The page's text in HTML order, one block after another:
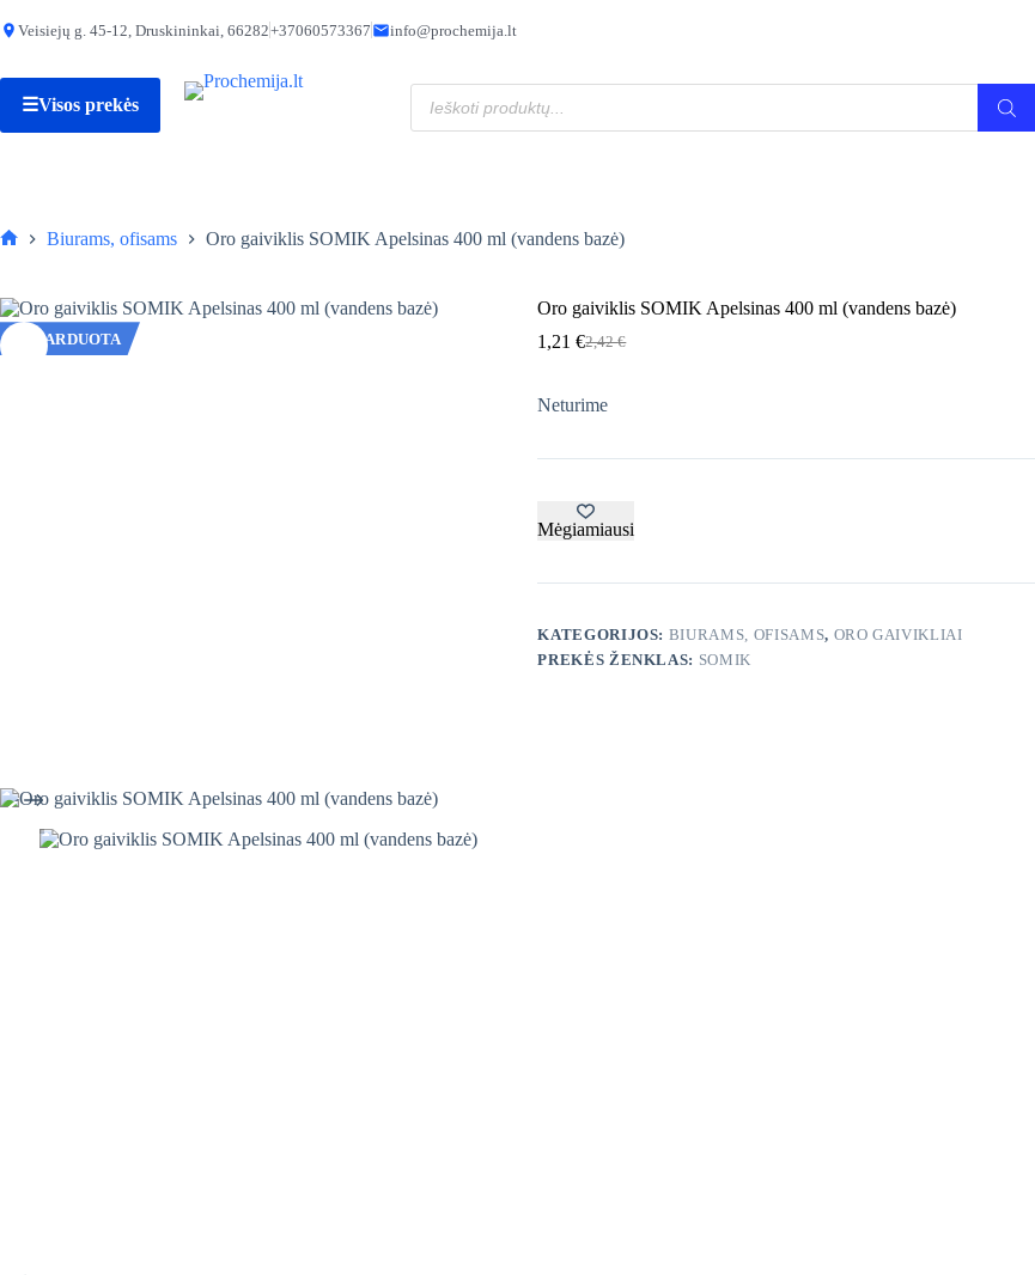
to Veisiejų g. 45-12, Druskininkai, 66282+37060573367 info@prochemija.lt
☰Visos prekės
Produktų
paieška
Biurams, ofisams Oro gaiviklis SOMIK Apelsinas 400 ml (vandens bazė)
IŠPARDUOTA
Oro gaiviklis SOMIK Apelsinas 400 ml (vandens bazė)
2,42€
Original
was:
2,42 €.
1,21€Current
is:
1,21 €.
Neturime
Mėgiamiausi
KATEGORIJOS: BIURAMS, OFISAMS, ORO GAIVIKLIAI
PREKĖS ŽENKLAS: SOMIK